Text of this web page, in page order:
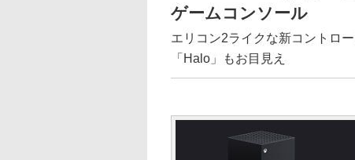
ゲームコンソール
エリコン2ライクな新コントロ
「Halo」もお目見え